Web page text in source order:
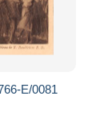
E/0081